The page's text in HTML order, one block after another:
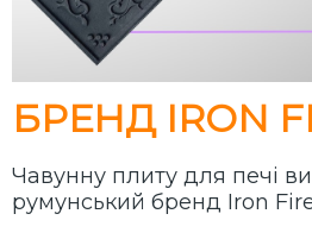
БРЕНД IRON
Чавунну плиту для печі
румунський бренд Iron